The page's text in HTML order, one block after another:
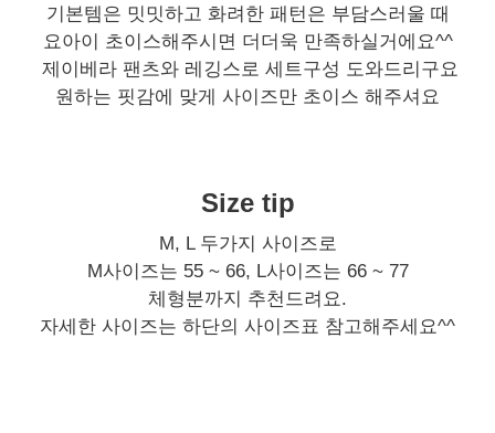
기본템은 밋밋하고 화려한 패턴은 부담스러울 때
요아이 초이스해주시면 더더욱 만족하실거에요^^
제이베라 팬츠와 레깅스로 세트구성 도와드리구요
원하는 핏감에 맞게 사이즈만 초이스 해주셔요
Size tip
M, L 두가지 사이즈로
M사이즈는 55 ~ 66, L사이즈는 66 ~ 77
체형분까지 추천드려요.
자세한 사이즈는 하단의 사이즈표 참고해주세요^^